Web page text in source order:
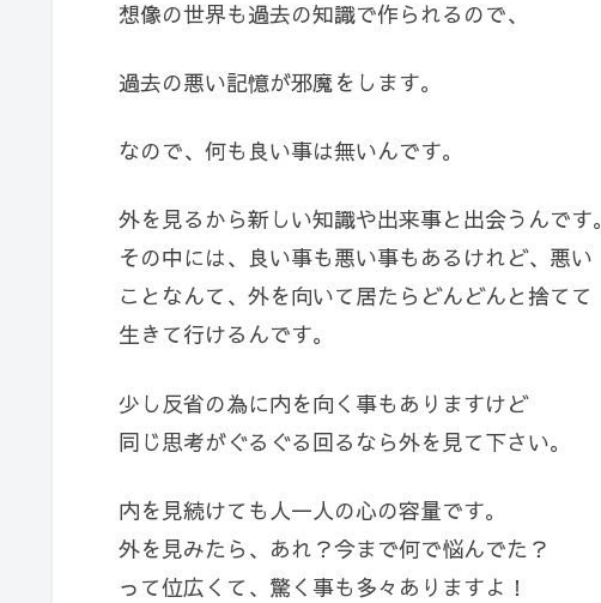
想像の世界も過去の知識で作られるので、
過去の悪い記憶が邪魔をします。
なので、何も良い事は無いんです。
外を見るから新しい知識や出来事と出会うんです。
その中には、良い事も悪い事もあるけれど、悪い
ことなんて、外を向いて居たらどんどんと捨てて
生きて行けるんです。
少し反省の為に内を向く事もありますけど
同じ思考がぐるぐる回るなら外を見て下さい。
内を見続けても人一人の心の容量です。
外を見みたら、あれ？今まで何で悩んでた？
って位広くて、驚く事も多々ありますよ！